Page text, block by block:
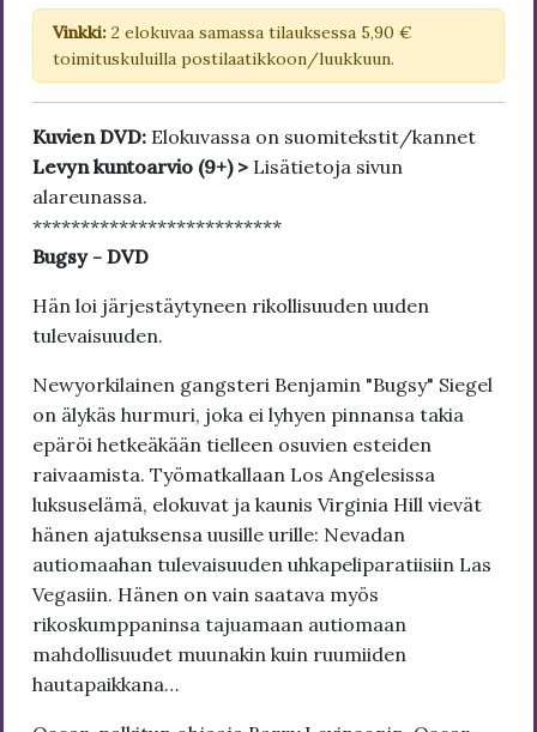
Vinkki: 2 elokuvaa samassa tilauksessa 5,90 €
toimituskuluilla postilaatikkoon/luukkuun.
Kuvien DVD: Elokuvassa on suomitekstit/kannet
Levyn kuntoarvio (9+) > Lisätietoja sivun
alareunassa.
**************************
Bugsy - DVD
Hän loi järjestäytyneen rikollisuuden uuden
tulevaisuuden.
Newyorkilainen gangsteri Benjamin "Bugsy" Siegel
on älykäs hurmuri, joka ei lyhyen pinnansa takia
epäröi hetkeäkään tielleen osuvien esteiden
raivaamista. Työmatkallaan Los Angelesissa
luksuselämä, elokuvat ja kaunis Virginia Hill vievät
hänen ajatuksensa uusille urille: Nevadan
autiomaahan tulevaisuuden uhkapeliparatiisiin Las
Vegasiin. Hänen on vain saatava myös
rikoskumppaninsa tajuamaan autiomaan
mahdollisuudet muunakin kuin ruumiiden
hautapaikkana…